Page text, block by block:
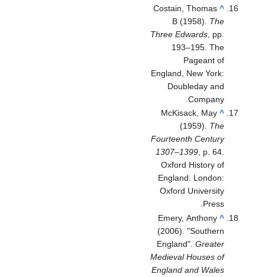
^
Costain, Thomas
B (1958). The
Three Edwards , pp.
193–195. The
Pageant of
England, New York:
Doubleday and
Company.
^
McKisack, May
(1959). The
Fourteenth Century
1307–1399, p. 64.
Oxford History of
England. London:
Oxford University
Press.
^
Emery, Anthony
(2006). "Southern
England".Greater
Medieval Houses of
England and Wales